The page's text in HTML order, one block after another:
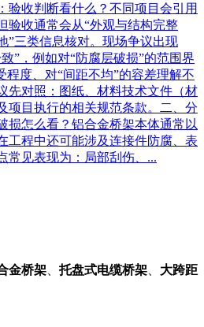
验收判断看什么？不同项目会引用
验收通常会从“外观与结构完整
”三类信息核对。现场争议出现
”，例如对“防腐层破损”的范围界
程度、对“间距不均”的容差理解不
先对照：图纸、材料技术文件（材
项目执行的相关规范条款。二、分
损怎么看？铝合金桥架本体通常以
工程中还可能涉及连接件防腐、表
常见表现为：局部刮伤、...
金桥架 、托盘式电缆桥架
大跨距